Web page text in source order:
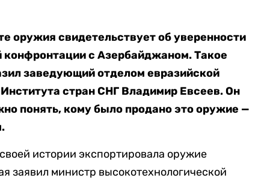
оружия свидетельствует об уверенности
конфронтации с Азербайджаном. Такое
заведующий отделом евразийской
стран СНГ Владимир Евсеев. Он
понять, кому было продано это оружие —
истории экспортировала оружие
заявил министр высокотехнологической